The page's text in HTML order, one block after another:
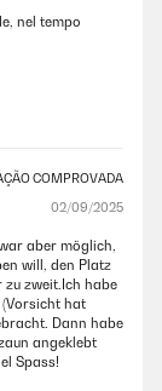
nel tempo
COMPROVADA
02/09/2025
aber möglich,
will, den Platz
zweit.Ich habe
hat
Dann habe
angeklebt
Spass!